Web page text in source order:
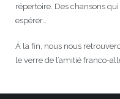
Anmeldung für
Actualités
répertoire. Des chansons
espérer…
À la fin, nous nous
le verre de l’amitié franco-